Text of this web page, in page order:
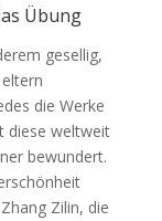
Übung
gesellig,
die Werke
diese weltweit
bewundert.
Zilin, die